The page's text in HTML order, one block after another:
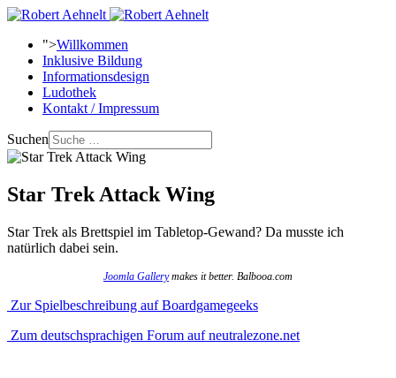
">Willkommen
Inklusive Bildung
Informationsdesign
Ludothek
Kontakt / Impressum
Suchen
Star Trek Attack Wing
Star Trek als Brettspiel im Tabletop-Gewand? Da musste ich
natürlich dabei sein.
Joomla Gallerymakes it better. Balbooa.com
Zur Spielbeschreibung auf Boardgamegeeks
Zum deutschsprachigen Forum auf neutralezone.net